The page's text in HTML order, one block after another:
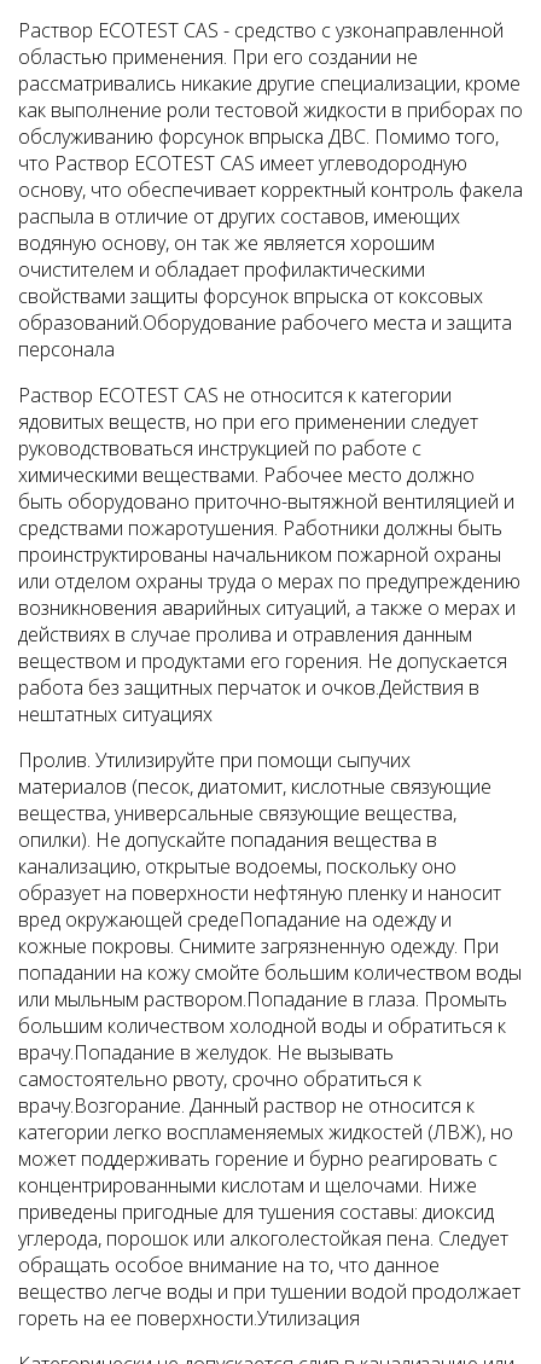
Раствор ECOTEST CAS - средство с узконаправленной
областью применения. При его создании не
рассматривались никакие другие специализации, кроме
как выполнение роли тестовой жидкости в приборах по
обслуживанию форсунок впрыска ДВС. Помимо того,
что Раствор ECOTEST CAS имеет углеводородную
основу, что обеспечивает корректный контроль факела
распыла в отличие от других составов, имеющих
водяную основу, он так же является хорошим
очистителем и обладает профилактическими
свойствами защиты форсунок впрыска от коксовых
образований.Оборудование рабочего места и защита
персонала
Раствор ECOTEST CAS не относится к категории
ядовитых веществ, но при его применении следует
руководствоваться инструкцией по работе с
химическими веществами. Рабочее место должно
быть оборудовано приточно-вытяжной вентиляцией и
средствами пожаротушения. Работники должны быть
проинструктированы начальником пожарной охраны
или отделом охраны труда о мерах по предупреждению
возникновения аварийных ситуаций, а также о мерах и
действиях в случае пролива и отравления данным
веществом и продуктами его горения. Не допускается
работа без защитных перчаток и очков.Действия в
нештатных ситуациях
Пролив. Утилизируйте при помощи сыпучих
материалов (песок, диатомит, кислотные связующие
вещества, универсальные связующие вещества,
опилки). Не допускайте попадания вещества в
канализацию, открытые водоемы, поскольку оно
образует на поверхности нефтяную пленку и наносит
вред окружающей средеПопадание на одежду и
кожные покровы. Снимите загрязненную одежду. При
попадании на кожу смойте большим количеством воды
или мыльным раствором.Попадание в глаза. Промыть
большим количеством холодной воды и обратиться к
врачу.Попадание в желудок. Не вызывать
самостоятельно рвоту, срочно обратиться к
врачу.Возгорание. Данный раствор не относится к
категории легко воспламеняемых жидкостей (ЛВЖ), но
может поддерживать горение и бурно реагировать с
концентрированными кислотам и щелочами. Ниже
приведены пригодные для тушения составы: диоксид
углерода, порошок или алкоголестойкая пена. Следует
обращать особое внимание на то, что данное
вещество легче воды и при тушении водой продолжает
гореть на ее поверхности.Утилизация